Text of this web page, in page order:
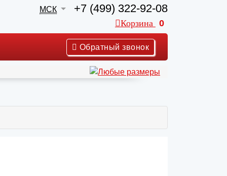
МСК +7 (499) 322-92-08
Корзина 0
Обратный звонок